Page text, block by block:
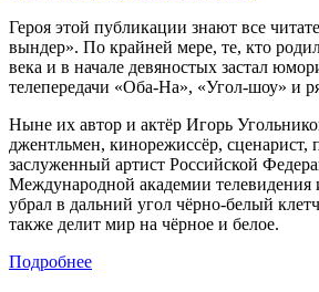
Героя этой публикации знают все
вындер». По крайней мере, те, кто
века и в начале девяностых застал
телепередачи «Оба-На», «Угол-шоу» и
Ныне их автор и актёр Игорь
джентльмен, кинорежиссёр, сценарист,
заслуженный артист Российской
Международной академии телевидения
убрал в дальний угол чёрно-белый
также делит мир на чёрное и белое.
Подробнее